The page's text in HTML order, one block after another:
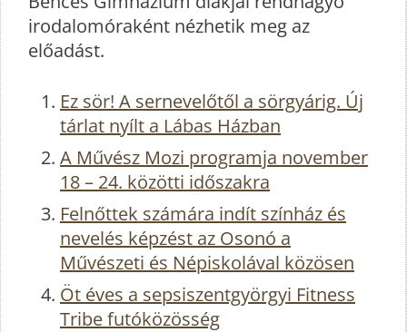
irodalomóraként nézhetik meg az
előadást.
Ez sör! A sernevelőtől a sörgyárig. Új
tárlat nyílt a Lábas Házban
A Művész Mozi programja november
18 – 24. közötti időszakra
Felnőttek számára indít színház és
nevelés képzést az Osonó a
Művészeti és Népiskolával közösen
Öt éves a sepsiszentgyörgyi Fitness
Tribe futóközösség